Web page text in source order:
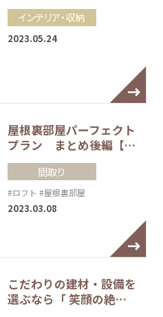
インテリア・収納
2023.05.24
屋根裏部屋パーフェクト
プラン まとめ後編【…
間取り
#ロフト #屋根裏部屋
2023.03.08
こだわりの建材・設備を
選ぶなら「 笑顔の絶…